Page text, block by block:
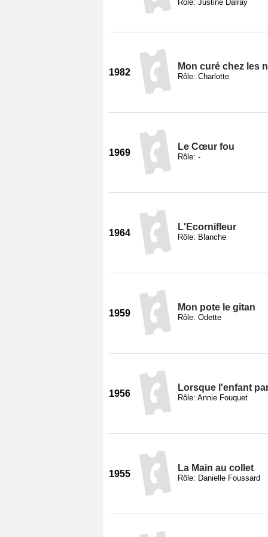
Rôle: Justine Dalray
1982
Mon curé chez les
Rôle: Charlotte
1969
Le Cœur fou
Rôle: -
1964
L'Ecornifleur
Rôle: Blanche
1959
Mon pote le gitan
Rôle: Odette
1956
Lorsque l'enfant
Rôle: Annie Fouquet
1955
La Main au collet
Rôle: Danielle Foussard